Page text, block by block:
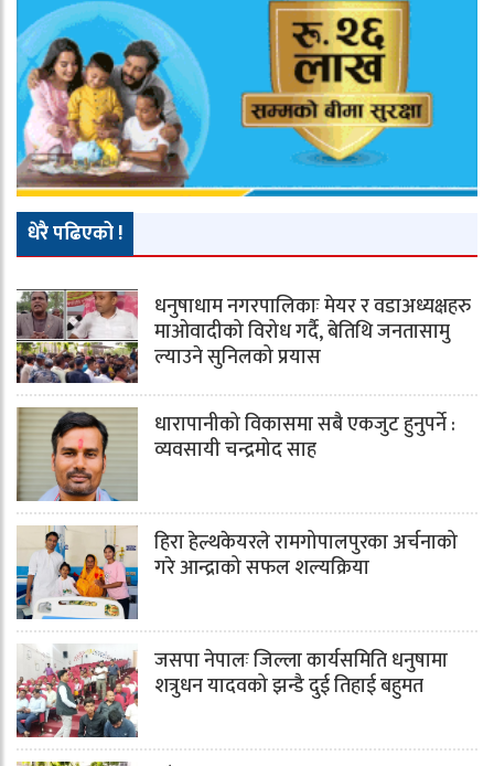
धेरै पढिएको !
धनुषाधाम नगरपालिकाः मेयर र वडाअध्यक्षहरु
माओवादीको विरोध गर्दै, बेतिथि जनतासामु
ल्याउने सुनिलको प्रयास
धारापानीको विकासमा सबै एकजुट हुनुपर्ने :
व्यवसायी चन्द्रमोद साह
हिरा हेल्थकेयरले रामगोपालपुरका अर्चनाको
गरे आन्द्राको सफल शल्यक्रिया
जसपा नेपालः जिल्ला कार्यसमिति धनुषामा
शत्रुधन यादवको झन्डै दुई तिहाई बहुमत